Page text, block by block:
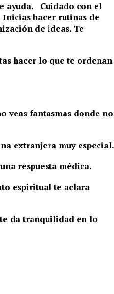
ayuda. Cuidado con el
hacer rutinas de
de ideas. Te
hacer lo que te ordenan
veas fantasmas donde no
extranjera muy especial.
respuesta médica.
espiritual te aclara
da tranquilidad en lo